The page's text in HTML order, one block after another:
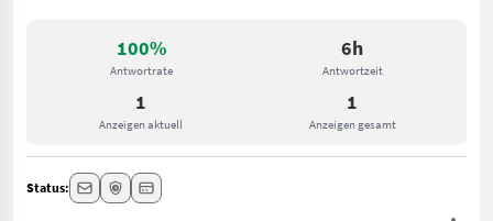
100%
Antwortrate
6h
Antwortzeit
1
Anzeigen aktuell
1
Anzeigen gesamt
Status: